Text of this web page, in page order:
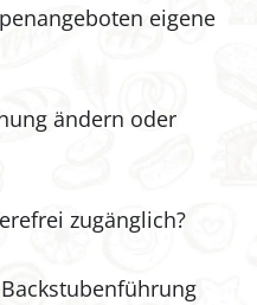
eigene
ändern oder
zugänglich?